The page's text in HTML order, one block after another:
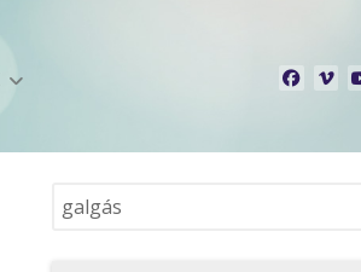
Keresés...